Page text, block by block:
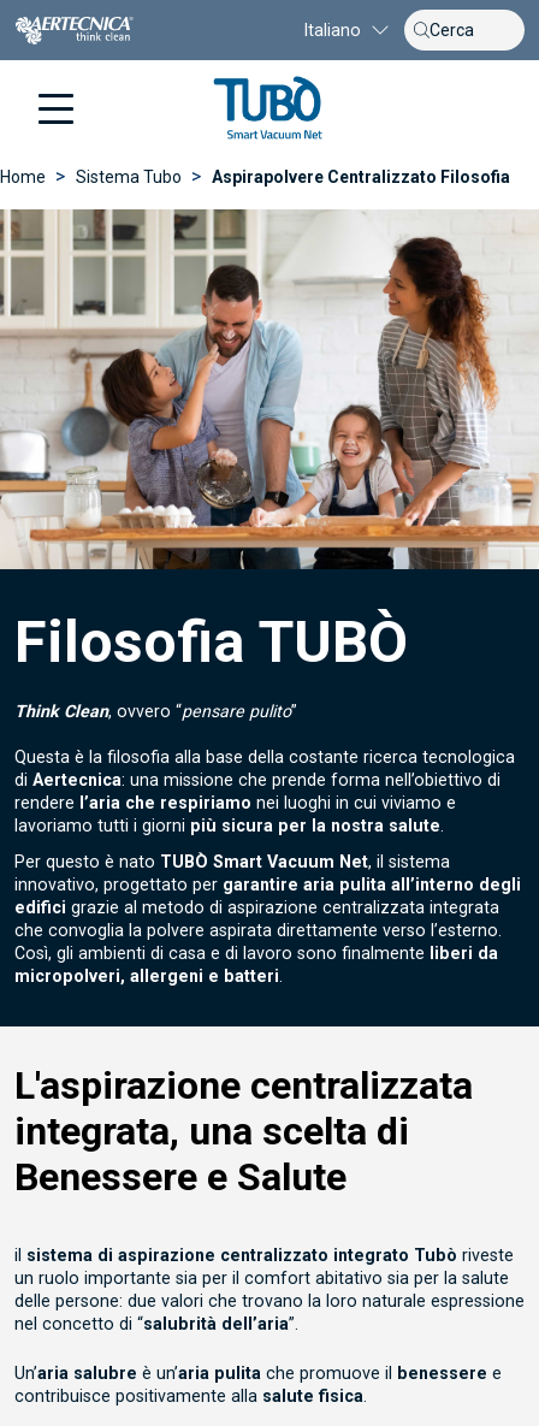
Italiano
Home > Sistema Tubo > Aspirapolvere Centralizzato Filosofia
Filosofia TUBÒ
Think Clean, ovvero “pensare pulito”
Questa è la filosofia alla base della costante ricerca tecnologica
di Aertecnica: una missione che prende forma nell’obiettivo di
rendere l’aria che respiriamo nei luoghi in cui viviamo e
lavoriamo tutti i giorni più sicura per la nostra salute
Per questo è nato TUBÒ Smart Vacuum Net, il sistema
innovativo, progettato per garantire aria pulita all’interno degli
edifici grazie al metodo di aspirazione centralizzata integrata
che convoglia la polvere aspirata direttamente verso l’esterno.
Così, gli ambienti di casa e di lavoro sono finalmente liberi da
micropolveri, allergeni e batteri
L'aspirazione centralizzata
integrata, una scelta di
Benessere e Salute
il sistema di aspirazione centralizzato integrato Tubò riveste
un ruolo importante sia per il comfort abitativo sia per la salute
delle persone: due valori che trovano la loro naturale espressione
nel concetto di “salubrità dell’aria”.
Un’aria salubre è un’aria pulita che promuove il benessere e
contribuisce positivamente alla salute fisica